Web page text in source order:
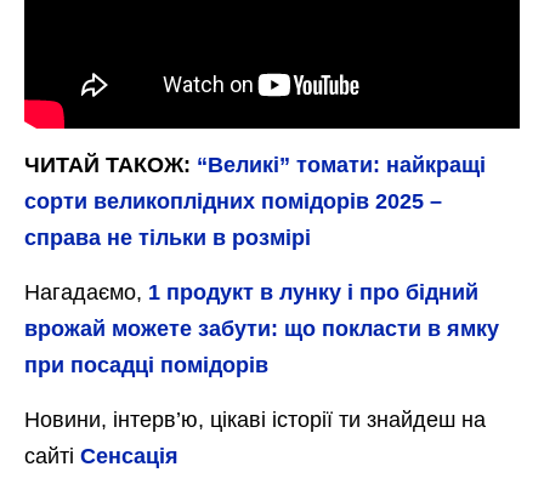
ЧИТАЙ ТАКОЖ: “Великі” томати: найкращі
сорти великоплідних помідорів 2025 –
справа не тільки в розмірі
Нагадаємо, 1 продукт в лунку і про бідний
врожай можете забути: що покласти в ямку
при посадці помідорів
Новини, інтерв’ю, цікаві історії ти знайдеш на
сайті Сенсація